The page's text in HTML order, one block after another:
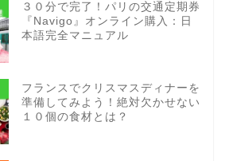
３０分で完了！パリの交通定期券
『Navigo』オンライン購入：日
本語完全マニュアル
フランスでクリスマスディナーを
準備してみよう！絶対欠かせない
１０個の食材とは？